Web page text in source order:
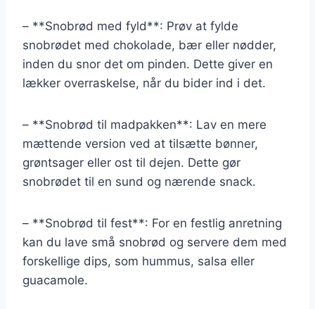
– **Snobrød med fyld**: Prøv at fylde
snobrødet med chokolade, bær eller nødder,
inden du snor det om pinden. Dette giver en
lækker overraskelse, når du bider ind i det.
– **Snobrød til madpakken**: Lav en mere
mættende version ved at tilsætte bønner,
grøntsager eller ost til dejen. Dette gør
snobrødet til en sund og nærende snack.
– **Snobrød til fest**: For en festlig anretning
kan du lave små snobrød og servere dem med
forskellige dips, som hummus, salsa eller
guacamole.